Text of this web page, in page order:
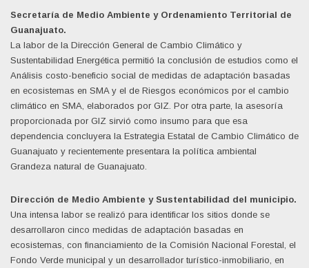
Secretaría de Medio Ambiente y Ordenamiento Territorial de
Guanajuato.
La labor de la Dirección General de Cambio Climático y
Sustentabilidad Energética permitió la conclusión de estudios como el
Análisis costo-beneficio social de medidas de adaptación basadas
en ecosistemas en SMA y el de Riesgos económicos por el cambio
climático en SMA, elaborados por GIZ. Por otra parte, la asesoría
proporcionada por GIZ sirvió como insumo para que esa
dependencia concluyera la Estrategia Estatal de Cambio Climático de
Guanajuato y recientemente presentara la política ambiental
Grandeza natural de Guanajuato.
Dirección de Medio Ambiente y Sustentabilidad del municipio.
Una intensa labor se realizó para identificar los sitios donde se
desarrollaron cinco medidas de adaptación basadas en
ecosistemas, con financiamiento de la Comisión Nacional Forestal, el
Fondo Verde municipal y un desarrollador turístico-inmobiliario, en